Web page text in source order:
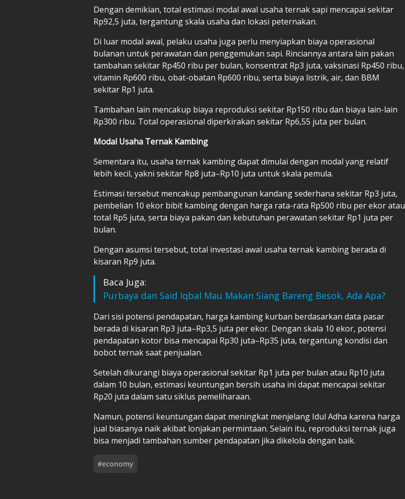
Dengan demikian, total estimasi modal awal usaha ternak sapi mencapai sekitar
Rp92,5 juta, tergantung skala usaha dan lokasi peternakan.
Di luar modal awal, pelaku usaha juga perlu menyiapkan biaya operasional
bulanan untuk perawatan dan penggemukan sapi. Rinciannya antara lain pakan
tambahan sekitar Rp450 ribu per bulan, konsentrat Rp3 juta, vaksinasi Rp450 ribu,
vitamin Rp600 ribu, obat-obatan Rp600 ribu, serta biaya listrik, air, dan BBM
sekitar Rp1 juta.
Tambahan lain mencakup biaya reproduksi sekitar Rp150 ribu dan biaya lain-lain
Rp300 ribu. Total operasional diperkirakan sekitar Rp6,55 juta per bulan.
Modal Usaha Ternak Kambing
Sementara itu, usaha ternak kambing dapat dimulai dengan modal yang relatif
lebih kecil, yakni sekitar Rp8 juta–Rp10 juta untuk skala pemula.
Estimasi tersebut mencakup pembangunan kandang sederhana sekitar Rp3 juta,
pembelian 10 ekor bibit kambing dengan harga rata-rata Rp500 ribu per ekor atau
total Rp5 juta, serta biaya pakan dan kebutuhan perawatan sekitar Rp1 juta per
bulan.
Dengan asumsi tersebut, total investasi awal usaha ternak kambing berada di
kisaran Rp9 juta.
Baca Juga:
Purbaya dan Said Iqbal Mau Makan Siang Bareng Besok, Ada Apa?
Dari sisi potensi pendapatan, harga kambing kurban berdasarkan data pasar
berada di kisaran Rp3 juta–Rp3,5 juta per ekor. Dengan skala 10 ekor, potensi
pendapatan kotor bisa mencapai Rp30 juta–Rp35 juta, tergantung kondisi dan
bobot ternak saat penjualan.
Setelah dikurangi biaya operasional sekitar Rp1 juta per bulan atau Rp10 juta
dalam 10 bulan, estimasi keuntungan bersih usaha ini dapat mencapai sekitar
Rp20 juta dalam satu siklus pemeliharaan.
Namun, potensi keuntungan dapat meningkat menjelang Idul Adha karena harga
jual biasanya naik akibat lonjakan permintaan. Selain itu, reproduksi ternak juga
bisa menjadi tambahan sumber pendapatan jika dikelola dengan baik.
#economy